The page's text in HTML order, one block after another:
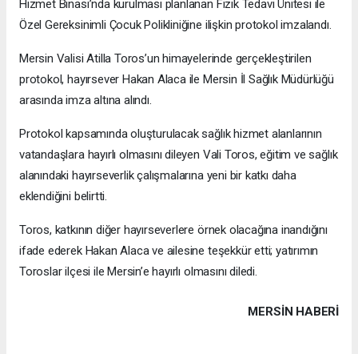
Hizmet Binası’nda kurulması planlanan Fizik Tedavi Ünitesi ile
Özel Gereksinimli Çocuk Polikliniğine ilişkin protokol imzalandı.
Mersin Valisi Atilla Toros’un himayelerinde gerçekleştirilen
protokol, hayırsever Hakan Alaca ile Mersin İl Sağlık Müdürlüğü
arasında imza altına alındı.
Protokol kapsamında oluşturulacak sağlık hizmet alanlarının
vatandaşlara hayırlı olmasını dileyen Vali Toros, eğitim ve sağlık
alanındaki hayırseverlik çalışmalarına yeni bir katkı daha
eklendiğini belirtti.
Toros, katkının diğer hayırseverlere örnek olacağına inandığını
ifade ederek Hakan Alaca ve ailesine teşekkür etti; yatırımın
Toroslar ilçesi ile Mersin’e hayırlı olmasını diledi.
MERSIN HABERİ